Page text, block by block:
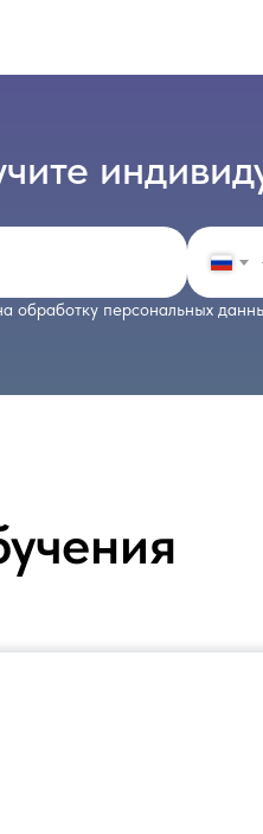
обработку персональных